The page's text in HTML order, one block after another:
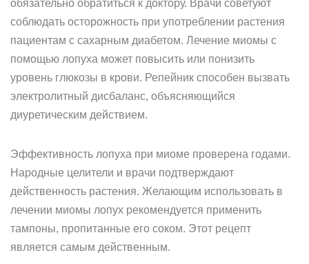
обязательно обратиться к доктору. Врачи советуют
соблюдать осторожность при употреблении растения
пациентам с сахарным диабетом. Лечение миомы с
помощью лопуха может повысить или понизить
уровень глюкозы в крови. Репейник способен вызвать
электролитный дисбаланс, объясняющийся
диуретическим действием.
Эффективность лопуха при миоме проверена годами.
Народные целители и врачи подтверждают
действенность растения. Желающим использовать в
лечении миомы лопух рекомендуется применить
тампоны, пропитанные его соком. Этот рецепт
является самым действенным.